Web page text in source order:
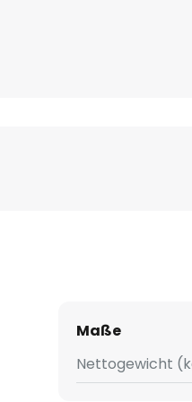
Maße
Nettogewicht